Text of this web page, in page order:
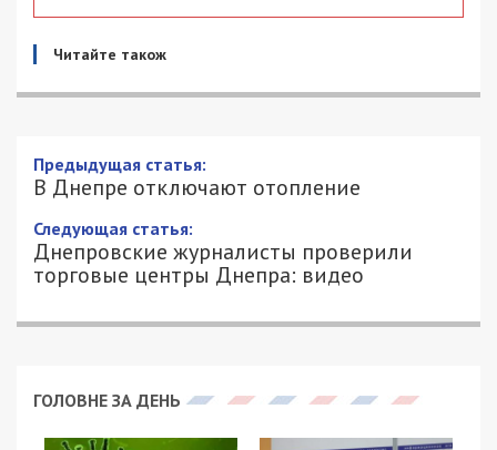
Читайте також
Предыдущая статья:
В Днепре отключают отопление
Следующая статья:
Днепровские журналисты проверили
торговые центры Днепра: видео
ГОЛОВНЕ ЗА ДЕНЬ